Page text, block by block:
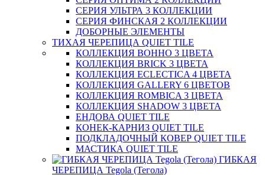
СЕРИЯ УЛЬТРА 3 КОЛЛЕКЦИИ
СЕРИЯ ФИНСКАЯ 2 КОЛЛЕКЦИИ
ДОБОРНЫЕ ЭЛЕМЕНТЫ
ТИХАЯ ЧЕРЕПИЦА QUIET TILE
КОЛЛЕКЦИЯ BOHHO 3 ЦВЕТА
КОЛЛЕКЦИЯ BRICK 3 ЦВЕТА
КОЛЛЕКЦИЯ ECLECTICA 4 ЦВЕТА
КОЛЛЕКЦИЯ GALLERY 6 ЦВЕТОВ
КОЛЛЕКЦИЯ ROMBICA 3 ЦВЕТА
КОЛЛЕКЦИЯ SHADOW 3 ЦВЕТА
ЕНДОВА QUIET TILE
КОНЕК-КАРНИЗ QUIET TILE
ПОДКЛАДОЧНЫЙ КОВЕР QUIET TILE
МАСТИКА QUIET TILE
ГИБКАЯ
ЧЕРЕПИЦА Tegola (Тегола)